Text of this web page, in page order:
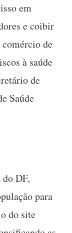
em
e coibir
de
à saúde
de
Saúde
DF,
para
do site